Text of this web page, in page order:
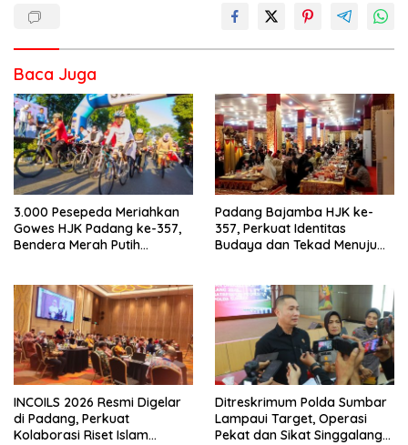
Baca Juga
3.000 Pesepeda Meriahkan
Gowes HJK Padang ke-357,
Bendera Merah Putih
Padang Bajamba HJK ke-
357, Perkuat Identitas
Budaya dan Tekad Menuju
INCOILS 2026 Resmi Digelar
di Padang, Perkuat
Kolaborasi Riset Islam
Ditreskrimum Polda Sumbar
Lampaui Target, Operasi
Pekat dan Sikat Singgalang